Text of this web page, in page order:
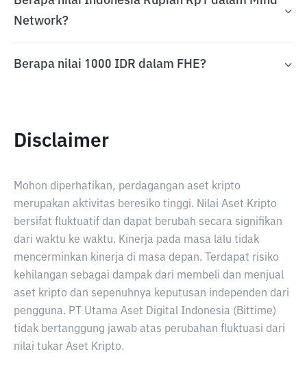
Network?
Berapa nilai 1000 IDR dalam FHE?
Disclaimer
Mohon diperhatikan, perdagangan aset kripto
merupakan aktivitas beresiko tinggi. Nilai Aset Kripto
bersifat fluktuatif dan dapat berubah secara signifikan
dari waktu ke waktu. Kinerja pada masa lalu tidak
mencerminkan kinerja di masa depan. Terdapat risiko
kehilangan sebagai dampak dari membeli dan menjual
aset kripto dan sepenuhnya keputusan independen dari
pengguna. PT Utama Aset Digital Indonesia (Bittime)
tidak bertanggung jawab atas perubahan fluktuasi dari
nilai tukar Aset Kripto.